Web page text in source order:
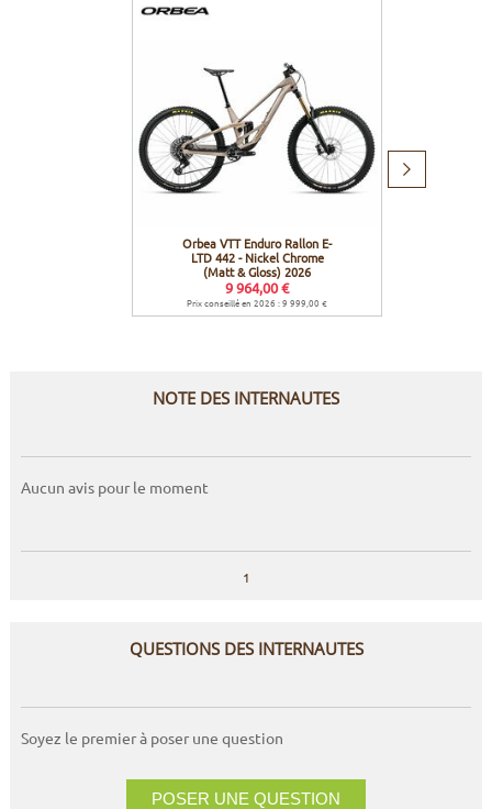
Orbea VTT Enduro Rallon E-
LTD 442 - Nickel Chrome
(Matt & Gloss) 2026
9 964,00 €
Prix conseillé en 2026 : 9 999,00 €
Produit
NOTE DES INTERNAUTES
Aucun avis pour le moment
1
QUESTIONS DES INTERNAUTES
Soyez le premier à poser une question
POSER UNE QUESTION